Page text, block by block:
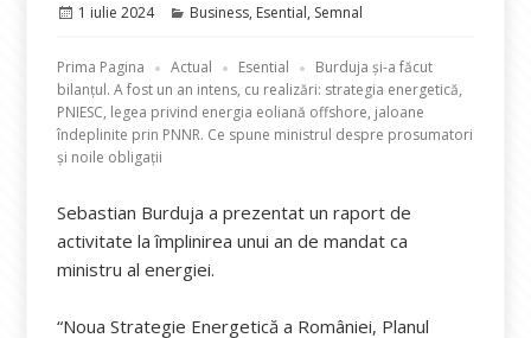
Publicat
1 iulie 2024 Categorii
Business, Esential, Semnal
Prima Pagina Actual Esential
Burduja și-a făcut
bilanțul. A fost un an intens, cu realizări: strategia energetică,
PNIESC, legea privind energia eoliană offshore, jaloane
îndeplinite prin PNNR. Ce spune ministrul despre prosumatori
și noile obligații
Sebastian Burduja a prezentat un raport de
activitate la împlinirea unui an de mandat ca
ministru al energiei.
“Noua Strategie Energetică a României, Planul